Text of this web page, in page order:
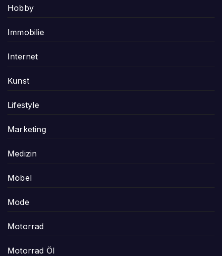
Hobby
Immobilie
Internet
Kunst
Lifestyle
Marketing
Medizin
Möbel
Mode
Motorrad
Motorrad Öl